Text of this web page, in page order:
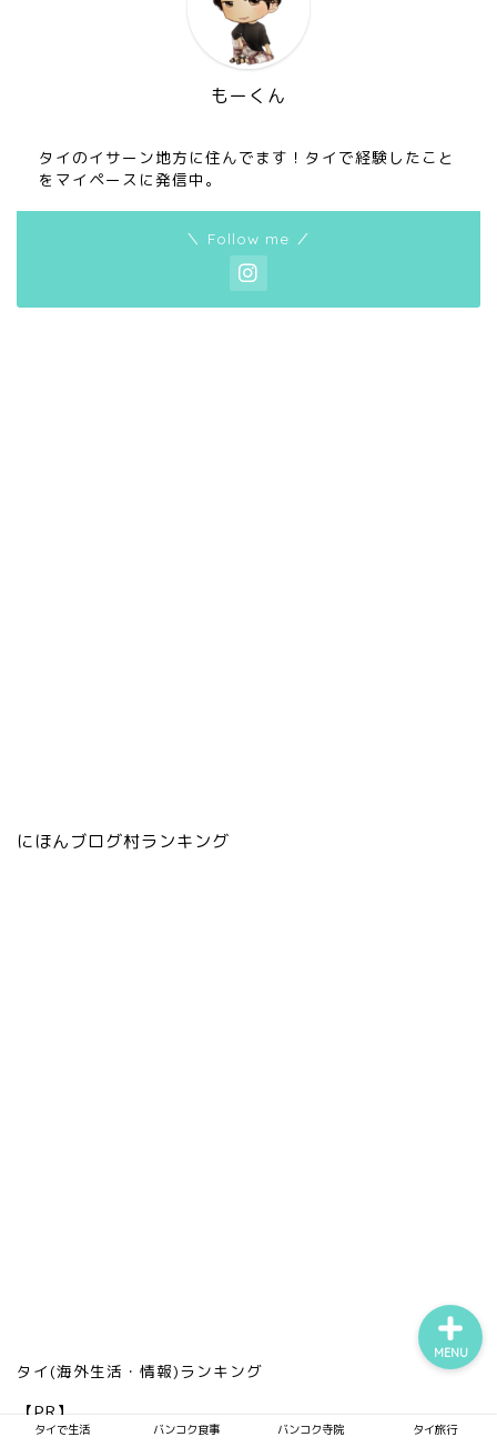
もーくん
タイのイサーン地方に住んでます！タイで経験したこと
をマイペースに発信中。
＼ Follow me ／
にほんブログ村ランキング
タイ(海外生活・情報)ランキング
【PR】
タイで生活 バンコク食事 バンコク寺院 タイ旅行
MENU